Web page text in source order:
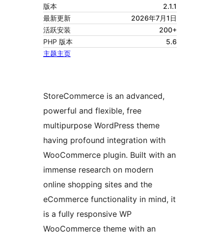
版本
2.1.1
最新更新
2026年7月1日
活跃安装
200+
PHP 版本
5.6
主题主页
StoreCommerce is an advanced,
powerful and flexible, free
multipurpose WordPress theme
having profound integration with
WooCommerce plugin. Built with an
immense research on modern
online shopping sites and the
eCommerce functionality in mind, it
is a fully responsive WP
WooCommerce theme with an